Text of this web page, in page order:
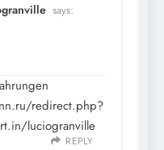
says:
redirect.php?
luciogranville
REPLY